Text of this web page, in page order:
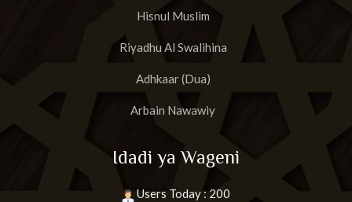
Hisnul Muslim
Riyadhu Al Swalihina
Adhkaar (Dua)
Arbain Nawawiy
Idadi ya Wageni
Users Today : 200